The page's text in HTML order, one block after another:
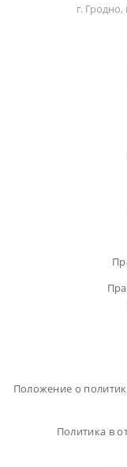
г.
Положение о
Политика в